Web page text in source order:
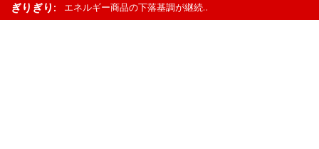
ぎりぎり:
調が継続.. 商品市場はまちまちの展開